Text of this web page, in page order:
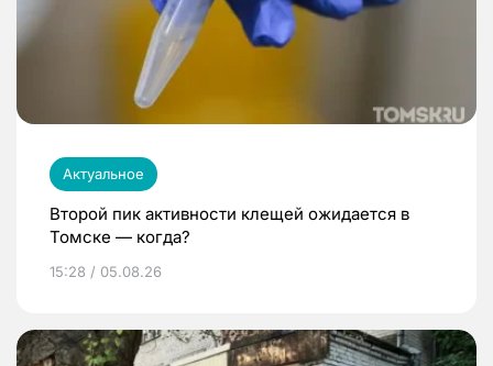
Актуальное
Второй пик активности клещей ожидается в
Томске — когда?
15:28 / 05.08.26